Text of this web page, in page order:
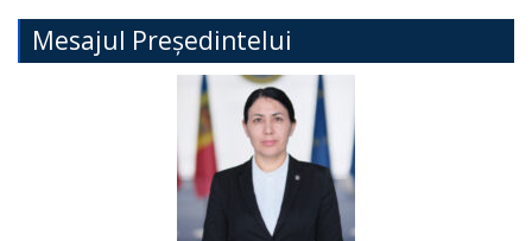
Mesajul Președintelui